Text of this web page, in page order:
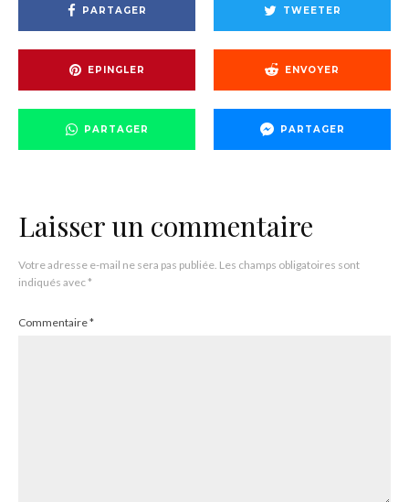
PARTAGER TWEETER
EPINGLER ENVOYER
PARTAGER PARTAGER
Laisser un commentaire
Votre adresse e-mail ne sera pas publiée. Les champs obligatoires sont
indiqués avec*
Commentaire*